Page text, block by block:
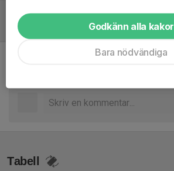
Referat
Tabell
Godkänn alla kakor
Bara nödvändiga